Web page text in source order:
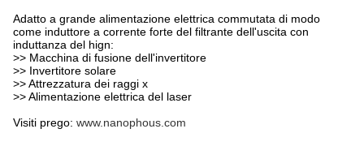
Adatto a grande alimentazione elettrica commutata di modo
come induttore a corrente forte del filtrante dell'uscita con
induttanza del hign:
>> Macchina di fusione dell'invertitore
>> Invertitore solare
>> Attrezzatura dei raggi x
>> Alimentazione elettrica del laser
Visiti prego: www.nanophous.com